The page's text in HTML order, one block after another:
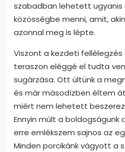
szabadban lehetett ugyanis
közösségbe menni, amit,
azonnal meg is lépte.
Viszont a kezdeti
teraszon eléggé el tudta
sugárzása. Ott ültünk a
és már másodízben éltem
miért nem lehetett
Ennyin múlt a boldogságunk
erre emlékszem sajnos az
Minden porcikánk vágyott a